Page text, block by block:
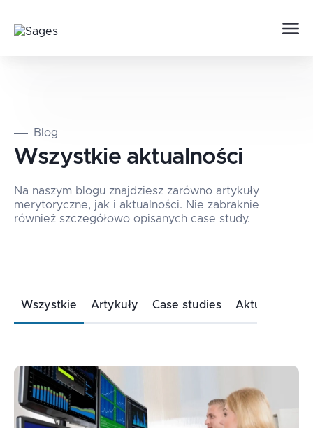
Blog
Wszystkie aktualności
Na naszym blogu znajdziesz zarówno artykuły
merytoryczne, jak i aktualności. Nie zabraknie
również szczegółowo opisanych case study.
Wszystkie Artykuły Case studies Aktualności